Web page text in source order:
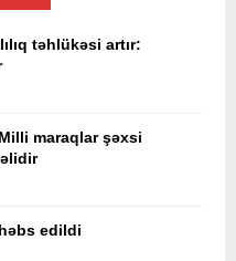
təhlükəsi artır:
maraqlar şəxsi
edildi